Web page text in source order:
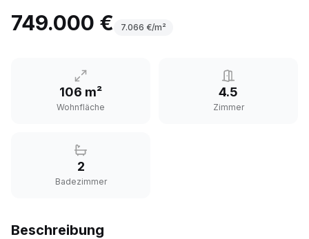
749.000 € 7.066 €/m²
106 m²
Wohnfläche
4.5
Zimmer
2
Badezimmer
Beschreibung